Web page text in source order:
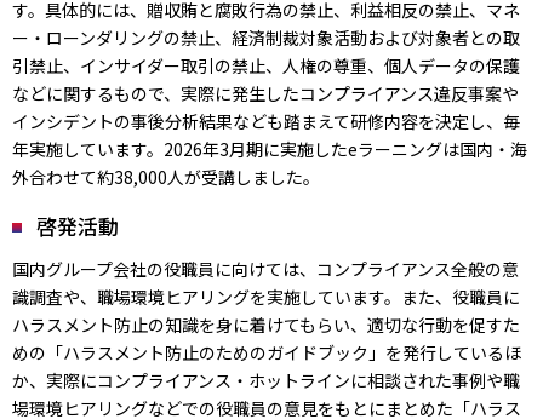
す。具体的には、贈収賄と腐敗行為の禁止、利益相反の禁止、マネ
ー・ローンダリングの禁止、経済制裁対象活動および対象者との取
引禁止、インサイダー取引の禁止、人権の尊重、個人データの保護
などに関するもので、実際に発生したコンプライアンス違反事案や
インシデントの事後分析結果なども踏まえて研修内容を決定し、毎
年実施しています。2026年3月期に実施したeラーニングは国内・海
外合わせて約38,000人が受講しました。
啓発活動
国内グループ会社の役職員に向けては、コンプライアンス全般の意
識調査や、職場環境ヒアリングを実施しています。また、役職員に
ハラスメント防止の知識を身に着けてもらい、適切な行動を促すた
めの「ハラスメント防止のためのガイドブック」を発行しているほ
か、実際にコンプライアンス・ホットラインに相談された事例や職
場環境ヒアリングなどでの役職員の意見をもとにまとめた「ハラス